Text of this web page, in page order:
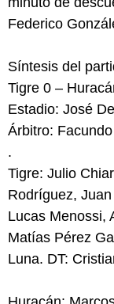
Federico
Síntesis del
Tigre 0 –
Estadio: José
Árbitro:
.
Tigre: Julio
Rodríguez,
Lucas Menossi,
Matías Pérez
Luna. DT: